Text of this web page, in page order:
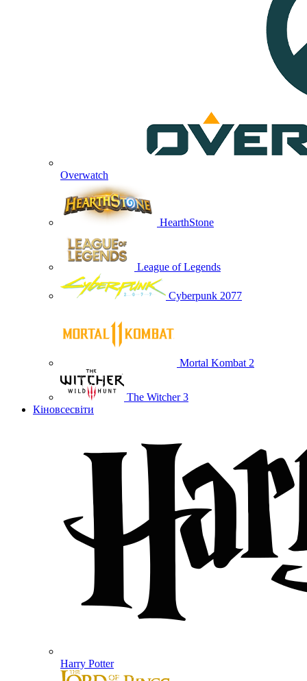
Overwatch
HearthStone
League of Legends
Cyberpunk 2077
Mortal Kombat 2
The Witcher 3
Кіновсесвіти
Harry Potter